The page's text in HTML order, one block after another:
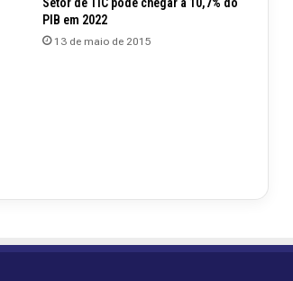
PIB em 2022
13 de maio de 2015